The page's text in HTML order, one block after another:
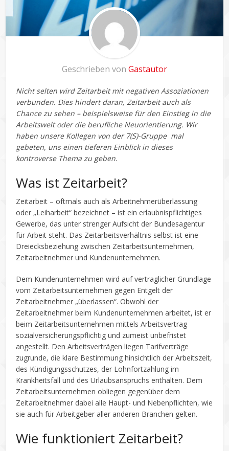
Geschrieben von Gastautor
Nicht selten wird Zeitarbeit mit negativen Assoziationen
verbunden. Dies hindert daran, Zeitarbeit auch als
Chance zu sehen – beispielsweise für den Einstieg in die
Arbeitswelt oder die berufliche Neuorientierung. Wir
haben unsere Kollegen von der 7(S)-Gruppe mal
gebeten, uns einen tieferen Einblick in dieses
kontroverse Thema zu geben.
Was ist Zeitarbeit?
Zeitarbeit – oftmals auch als Arbeitnehmerüberlassung
oder „Leiharbeit“ bezeichnet – ist ein erlaubnispflichtiges
Gewerbe, das unter strenger Aufsicht der Bundesagentur
für Arbeit steht. Das Zeitarbeitsverhältnis selbst ist eine
Dreiecksbeziehung zwischen Zeitarbeitsunternehmen,
Zeitarbeitnehmer und Kundenunternehmen.
Dem Kundenunternehmen wird auf vertraglicher Grundlage
vom Zeitarbeitsunternehmen gegen Entgelt der
Zeitarbeitnehmer „überlassen“. Obwohl der
Zeitarbeitnehmer beim Kundenunternehmen arbeitet, ist er
beim Zeitarbeitsunternehmen mittels Arbeitsvertrag
sozialversicherungspflichtig und zumeist unbefristet
angestellt. Den Arbeitsverträgen liegen Tarifverträge
zugrunde, die klare Bestimmung hinsichtlich der Arbeitszeit,
des Kündigungsschutzes, der Lohnfortzahlung im
Krankheitsfall und des Urlaubsanspruchs enthalten. Dem
Zeitarbeitsunternehmen obliegen gegenüber dem
Zeitarbeitnehmer dabei alle Haupt- und Nebenpflichten, wie
sie auch für Arbeitgeber aller anderen Branchen gelten.
Wie funktioniert Zeitarbeit?